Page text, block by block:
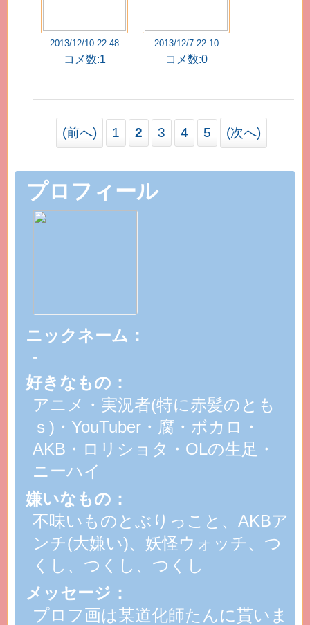
2013/12/10 22:48
コメ数:1
2013/12/7 22:10
コメ数:0
(前へ) 1 2 3 4 5 (次へ)
プロフィール
ニックネーム：
-
好きなもの：
アニメ・実況者(特に赤髪のとも
ｓ)・YouTuber・腐・ボカロ・
AKB・ロリショタ・OLの生足・
ニーハイ
嫌いなもの：
不味いものとぶりっこと、AKBア
ンチ(大嫌い)、妖怪ウォッチ、つ
くし、つくし、つくし
メッセージ：
プロフ画は某道化師たんに貰いま